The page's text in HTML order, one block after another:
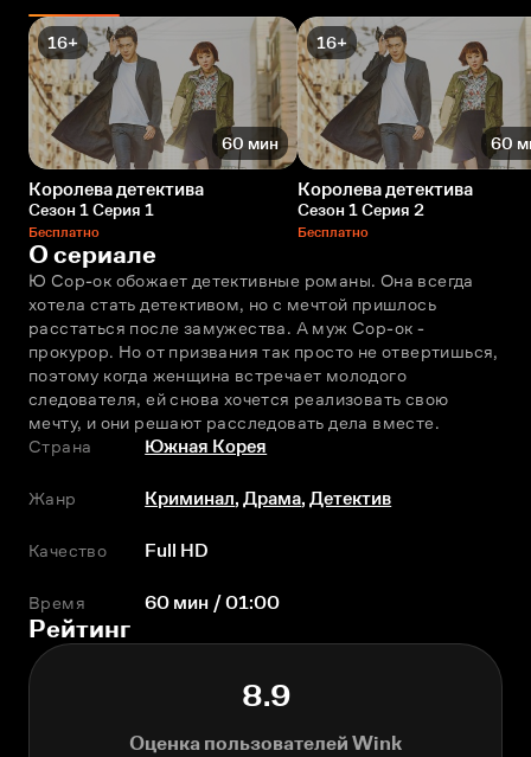
16+
60 мин
Королева детектива
Сезон 1 Серия 1
Бесплатно
16+
60
Королева детектива
Сезон 1 Серия 2
Бесплатно
О сериале
Ю Сор-ок обожает детективные романы. Она всегда
хотела стать детективом, но с мечтой пришлось
расстаться после замужества. А муж Сор-ок -
прокурор. Но от призвания так просто не отвертишься,
поэтому когда женщина встречает молодого
следователя, ей снова хочется реализовать свою
мечту, и они решают расследовать дела вместе.
Страна
Южная Корея
Жанр Криминал,Драма,Детектив
Качество Full HD
Время 60 мин / 01:00
Рейтинг
8.9
Оценка пользователей Wink